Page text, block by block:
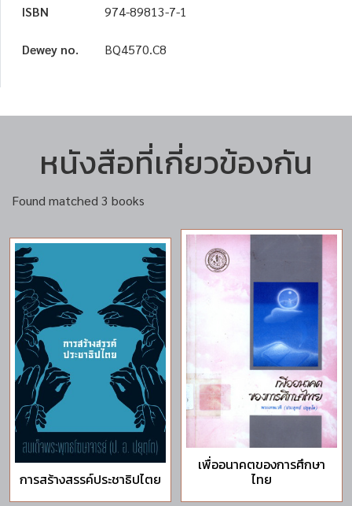
ISBN 974-89813-7-1
Dewey no. BQ4570.C8
หนังสือที่เกี่ยวข้องกัน
Found matched 3 books
การสร้างสรรค์ประชาธิปไตย
เพื่ออนาคตของการศึกษา
ไทย